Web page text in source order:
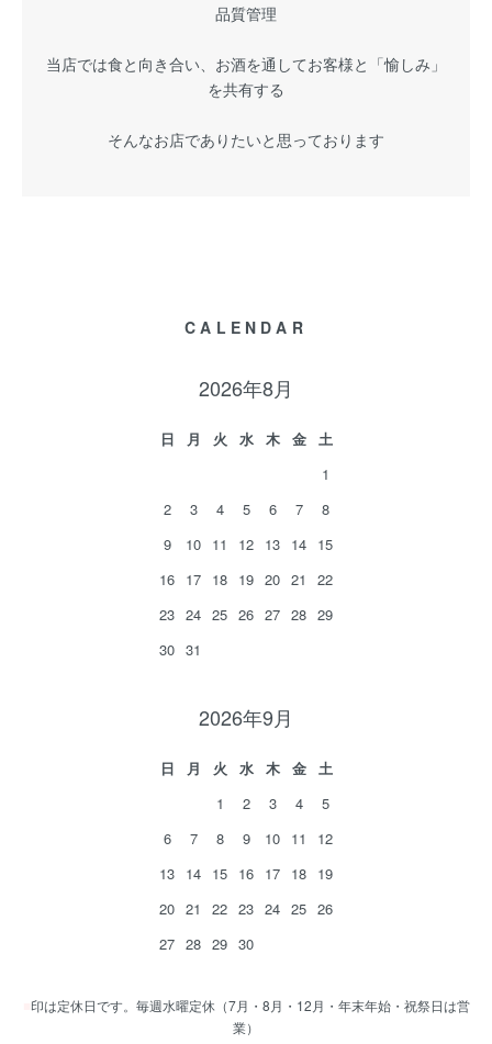
品質管理
当店では食と向き合い、お酒を通してお客様と「愉しみ」
を共有する
そんなお店でありたいと思っております
CALENDAR
2026年8月
日 月 火 水 木 金
土
1
2
3 4 5 6 7
8
9
10 11 12 13 14 15
16 17 18 19 20 21
22
23 24 25 26 27 28 29
30 31
2026年9月
日 月 火 水 木 金
土
1
2 3 4
5
6
7 8 9 10 11
12
13 14 15 16 17 18 19
20 21 22 23 24 25 26
27 28 29 30
印は定休日です。毎週水曜定休（7月・8月・12月・年末年始・祝祭日は営
業）